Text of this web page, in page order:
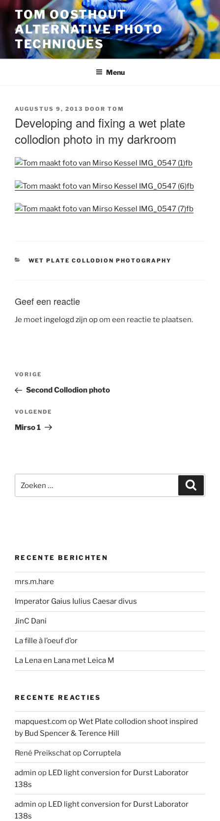
Ga
inhoud
TOM OOSTHOUT
ALTERNATIVE PHOTO
TECHNIQUES
Menu
GEPLAATST
AUGUSTUS 9, 2013 DOOR TOM
Developing and fixing a wet plate
collodion photo in my darkroom
CATEGORIEËN
WET PLATE COLLODION PHOTOGRAPHY
Geef een reactie
Je moet ingelogd zijn opom een reactie te plaatsen.
Bericht
Vorig
bericht
VORIGE
Second Collodion photo
Volgend
bericht
VOLGENDE
Mirso 1
naar:
RECENTE BERICHTEN
mrs.m.hare
Imperator Gaius Iulius Caesar divus
JinC Dani
La fille à l’oeuf d’or
La Lena en Lana met Leica M
RECENTE REACTIES
mapquest.com opWet Plate collodion shoot inspired
by Bud Spencer & Terence Hill
René Preikschatop Corruptela
admin op LED light conversion for Durst Laborator
138s
admin op LED light conversion for Durst Laborator
138s